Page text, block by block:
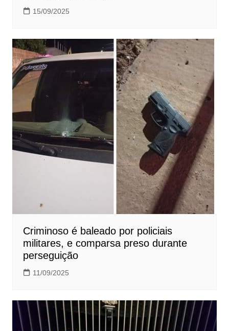
15/09/2025
Criminoso é baleado por policiais
militares, e comparsa preso durante
perseguição
11/09/2025